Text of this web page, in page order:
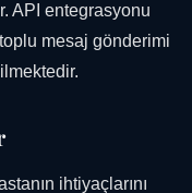
API entegrasyonu
mesaj gönderimi
ihtiyaçlarını